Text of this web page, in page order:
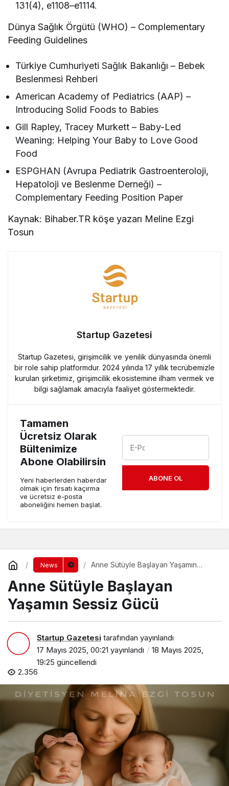
131(4), e1108–e1114.
Dünya Sağlık Örgütü (WHO) – Complementary
Feeding Guidelines
Türkiye Cumhuriyeti Sağlık Bakanlığı – Bebek
Beslenmesi Rehberi
American Academy of Pediatrics (AAP) –
Introducing Solid Foods to Babies
Gill Rapley, Tracey Murkett – Baby-Led
Weaning: Helping Your Baby to Love Good
Food
ESPGHAN (Avrupa Pediatrik Gastroenteroloji,
Hepatoloji ve Beslenme Derneği) –
Complementary Feeding Position Paper
Kaynak: Bihaber.TR köşe yazarı Meline Ezgi
Tosun
Startup Gazetesi
Startup Gazetesi, girişimcilik ve yenilik dünyasında önemli
bir role sahip platformdur. 2024 yılında 17 yıllık tecrübemizle
kurulan şirketimiz, girişimcilik ekosistemine ilham vermek ve
bilgi sağlamak amacıyla faaliyet göstermektedir.
Tamamen
Ücretsiz Olarak
Bültenimize
Abone Olabilirsin
Yeni haberlerden haberdar
olmak için fırsatı kaçırma
ve ücretsiz e-posta
aboneliğini hemen başlat.
ABONE OL
News
Anne Sütüyle Başlayan Yaşamın
Anne Sütüyle Başlayan
Yaşamın Sessiz Gücü
Startup Gazetesi tarafından yayınlandı
17 Mayıs 2025, 00:21 yayınlandı
18 Mayıs 2025,
19:25 güncellendi
2.356